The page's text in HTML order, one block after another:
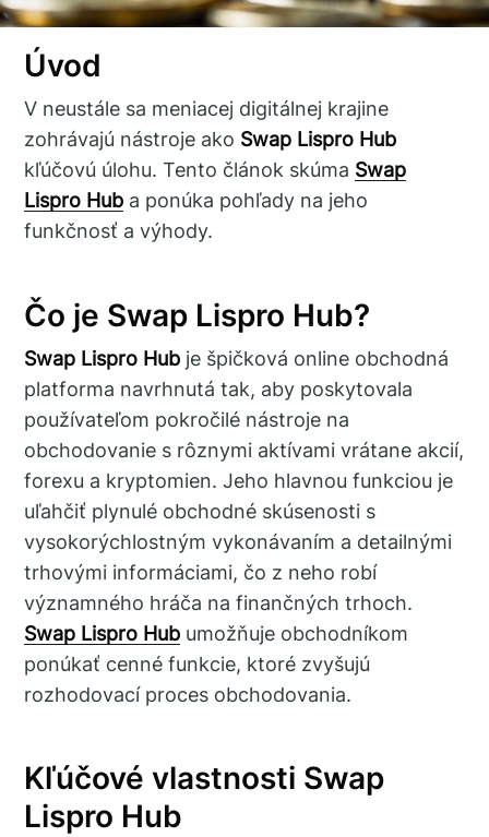
Úvod
V neustále sa meniacej digitálnej krajine
zohrávajú nástroje ako Swap Lispro Hub
kľúčovú úlohu. Tento článok skúma Swap
Lispro Hub a ponúka pohľady na jeho
funkčnosť a výhody.
Čo je Swap Lispro Hub?
Swap Lispro Hub je špičková online obchodná
platforma navrhnutá tak, aby poskytovala
používateľom pokročilé nástroje na
obchodovanie s rôznymi aktívami vrátane akcií,
forexu a kryptomien. Jeho hlavnou funkciou je
uľahčiť plynulé obchodné skúsenosti s
vysokorýchlostným vykonávaním a detailnými
trhovými informáciami, čo z neho robí
významného hráča na finančných trhoch.
Swap Lispro Hub umožňuje obchodníkom
ponúkať cenné funkcie, ktoré zvyšujú
rozhodovací proces obchodovania.
Kľúčové vlastnosti Swap
Lispro Hub